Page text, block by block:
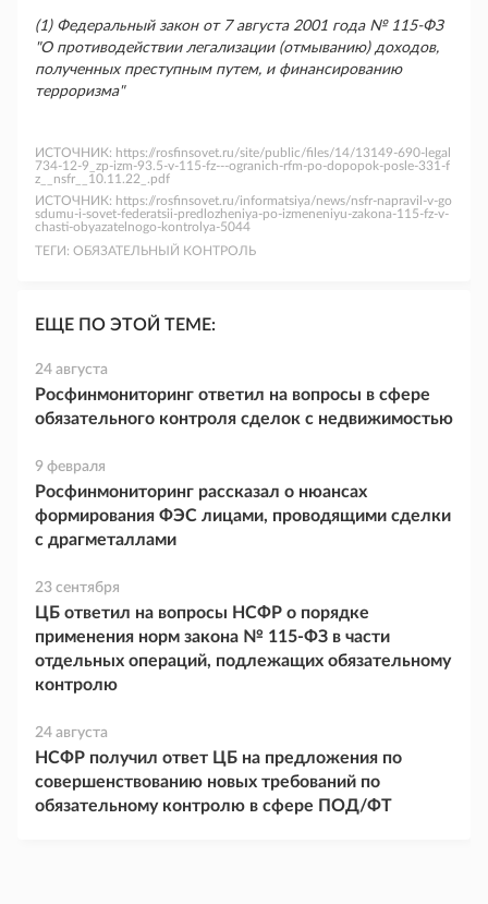
(1) Федеральный закон от 7 августа 2001 года № 115-ФЗ
"О противодействии легализации (отмыванию) доходов,
полученных преступным путем, и финансированию
терроризма"
ИСТОЧНИК: https://rosfinsovet.ru/site/public/files/14/13149-690-legal
734-12-9_zp-izm-93.5-v-115-fz---ogranich-rfm-po-dopopok-posle-331-f
z__nsfr__10.11.22_.pdf
ИСТОЧНИК: https://rosfinsovet.ru/informatsiya/news/nsfr-napravil-v-go
sdumu-i-sovet-federatsii-predlozheniya-po-izmeneniyu-zakona-115-fz-v-
chasti-obyazatelnogo-kontrolya-5044
ТЕГИ: ОБЯЗАТЕЛЬНЫЙ КОНТРОЛЬ
ЕЩЕ ПО ЭТОЙ ТЕМЕ:
24 августа
Росфинмониторинг ответил на вопросы в сфере
обязательного контроля сделок с недвижимостью
9 февраля
Росфинмониторинг рассказал о нюансах
формирования ФЭС лицами, проводящими сделки
с драгметаллами
23 сентября
ЦБ ответил на вопросы НСФР о порядке
применения норм закона № 115-ФЗ в части
отдельных операций, подлежащих обязательному
контролю
24 августа
НСФР получил ответ ЦБ на предложения по
совершенствованию новых требований по
обязательному контролю в сфере ПОД/ФТ